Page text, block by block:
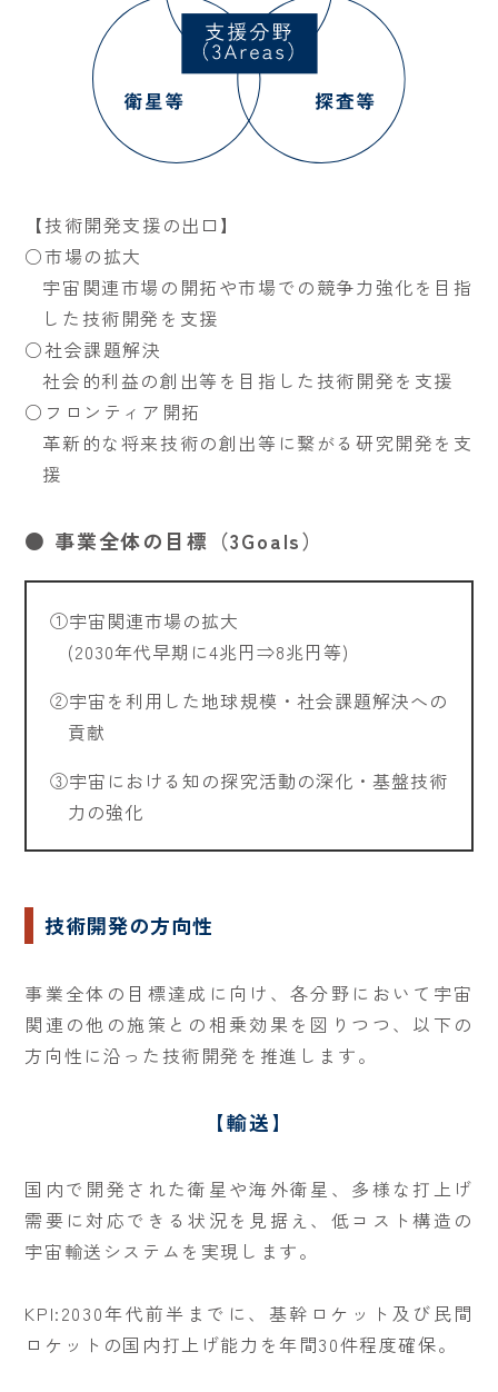
【技術開発支援の出口】
○市場の拡大
宇宙関連市場の開拓や市場での競争力強化を目指
した技術開発を支援
○社会課題解決
社会的利益の創出等を目指した技術開発を支援
○フロンティア開拓
革新的な将来技術の創出等に繋がる研究開発を支
援
● 事業全体の目標（3Goals）
①宇宙関連市場の拡大
(2030年代早期に4兆円⇒8兆円等)
②宇宙を利用した地球規模・社会課題解決への
貢献
③宇宙における知の探究活動の深化・基盤技術
力の強化
技術開発の方向性
事業全体の目標達成に向け、各分野において宇宙
関連の他の施策との相乗効果を図りつつ、以下の
方向性に沿った技術開発を推進します。
【輸送】
国内で開発された衛星や海外衛星、多様な打上げ
需要に対応できる状況を見据え、低コスト構造の
宇宙輸送システムを実現します。
KPI:2030年代前半までに、基幹ロケット及び民間
ロケットの国内打上げ能力を年間30件程度確保。